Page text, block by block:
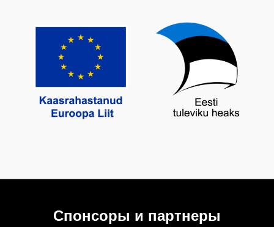
Спонсоры и партнеры